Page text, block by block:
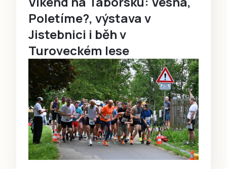
Poletíme?, výstava v
Jistebnici i běh v
Turoveckém lese